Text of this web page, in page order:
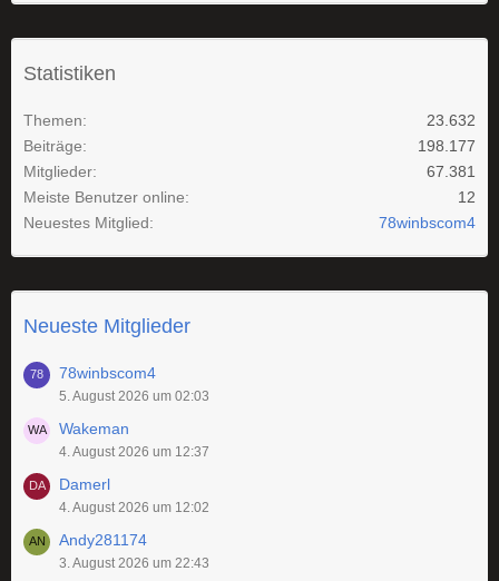
Statistiken
Themen
23.632
Beiträge
198.177
Mitglieder
67.381
Meiste Benutzer online
12
Neuestes Mitglied
78winbscom4
Neueste Mitglieder
78winbscom4
5. August 2026 um 02:03
Wakeman
4. August 2026 um 12:37
Damerl
4. August 2026 um 12:02
Andy281174
3. August 2026 um 22:43